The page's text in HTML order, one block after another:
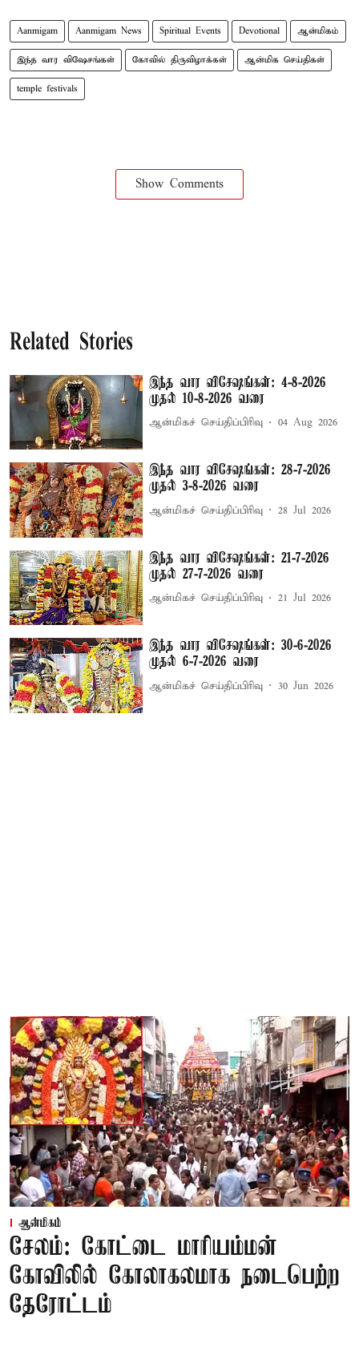
Aanmigam Aanmigam News Spiritual Events Devotional ஆன்மிகம்
இந்த வார விஷேசங்கள் கோவில் திருவிழாக்கள் ஆன்மிக செய்திகள்
temple festivals
Show Comments
Related Stories
இந்த வார விசேஷங்கள்: 4-8-2026
முதல் 10-8-2026 வரை
ஆன்மிகச் செய்திப்பிரிவு 04 Aug 2026
இந்த வார விசேஷங்கள்: 28-7-2026
முதல் 3-8-2026 வரை
ஆன்மிகச் செய்திப்பிரிவு 28 Jul 2026
இந்த வார விசேஷங்கள்: 21-7-2026
முதல் 27-7-2026 வரை
ஆன்மிகச் செய்திப்பிரிவு 21 Jul 2026
இந்த வார விசேஷங்கள்: 30-6-2026
முதல் 6-7-2026 வரை
ஆன்மிகச் செய்திப்பிரிவு 30 Jun 2026
ஆன்மிகம்
சேலம்: கோட்டை மாரியம்மன்
கோவிலில் கோலாகலமாக நடைபெற்ற
தேரோட்டம்